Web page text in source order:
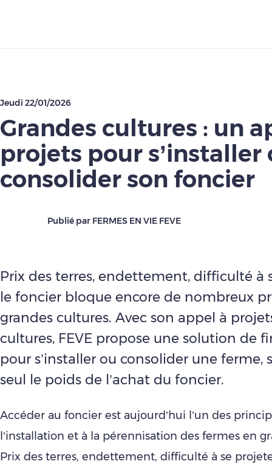
Jeudi 22/01/2026
Grandes cultures : un
projets pour s’installer
consolider son foncier
Publié par FERMES EN VIE FEVE
Prix des terres, endettement, difficulté à
le foncier bloque encore de nombreux
grandes cultures. Avec son appel à
cultures, FEVE propose une solution de
pour s’installer ou consolider une ferme,
seul le poids de l’achat du foncier.
Accéder au foncier est aujourd’hui l’un des
l’installation et à la pérennisation des fermes en
Prix des terres, endettement, difficulté à se